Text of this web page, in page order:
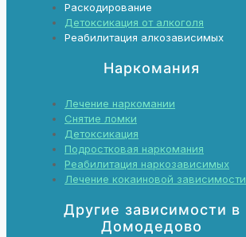
Раскодирование
Детоксикация от алкоголя
Реабилитация алкозависимых
Наркомания
Лечение наркомании
Снятие ломки
Детоксикация
Подростковая наркомания
Реабилитация наркозависимых
Лечение кокаиновой зависимости
Другие зависимости в
Домодедово